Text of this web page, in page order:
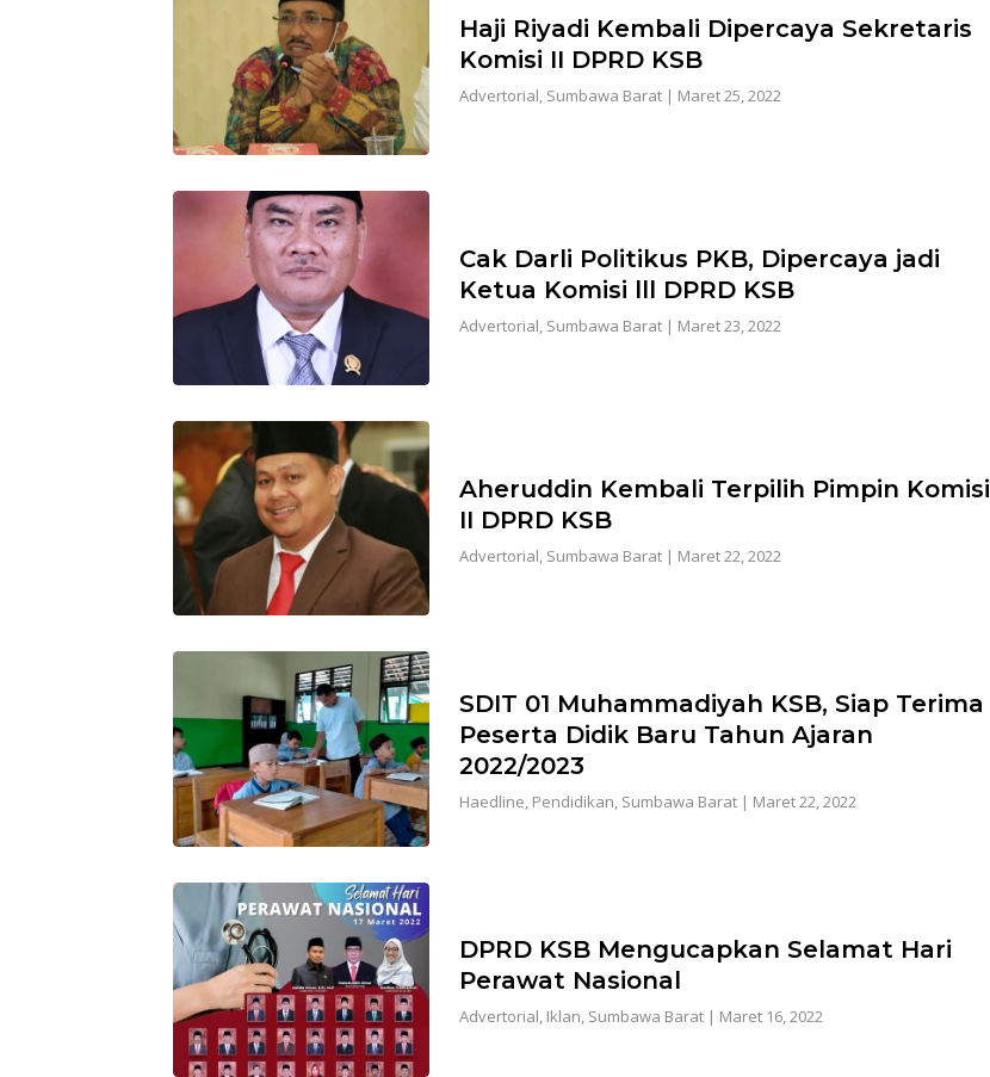
Haji Riyadi Kembali Dipercaya Sekretaris
Komisi II DPRD KSB
Advertorial Sumbawa Barat| Maret 25, 2022
Cak Darli Politikus PKB, Dipercaya jadi
Ketua Komisi lll DPRD KSB
Advertorial, Sumbawa Barat| Maret 23, 2022
Aheruddin Kembali Terpilih Pimpin Komisi
II DPRD KSB
Advertorial, Sumbawa Barat| Maret 22, 2022
SDIT 01 Muhammadiyah KSB, Siap Terima
Peserta Didik Baru Tahun Ajaran
2022/2023
Haedline, Pendidikan, Sumbawa Barat| Maret 22, 2022
DPRD KSB Mengucapkan Selamat Hari
Perawat Nasional
Advertorial, Iklan, Sumbawa Barat| Maret 16, 2022